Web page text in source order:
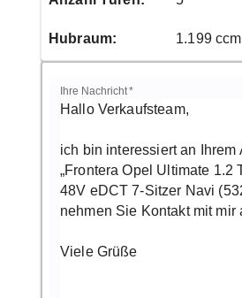
Hubraum: 1.199 ccm
Ihre Nachricht*